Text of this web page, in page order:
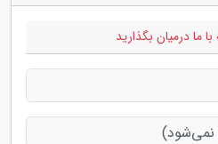
ما درمیان بگذارید